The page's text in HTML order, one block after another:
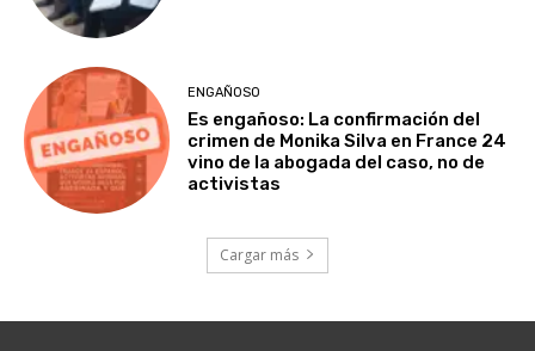
ENGAÑOSO
Es engañoso: La confirmación del
crimen de Monika Silva en France 24
vino de la abogada del caso, no de
activistas
Cargar más